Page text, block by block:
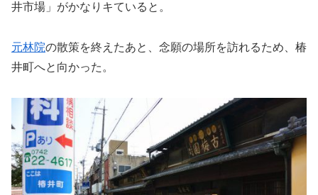
井市場」がかなりキていると。
元林院の散策を終えたあと、念願の場所を訪れるため、椿
井町へと向かった。